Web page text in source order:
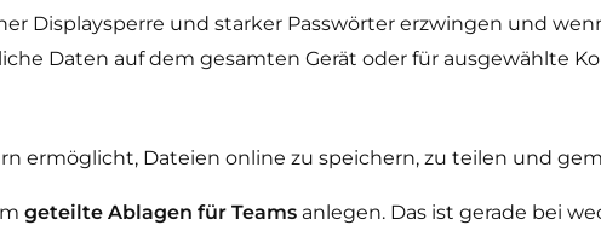
Displaysperre und starker Passwörter erzwingen und
Daten auf dem gesamten Gerät oder für ausgewählte
ermöglicht, Dateien online zu speichern, zu teilen und
geteilte Ablagen für Teams anlegen. Das ist gerade bei